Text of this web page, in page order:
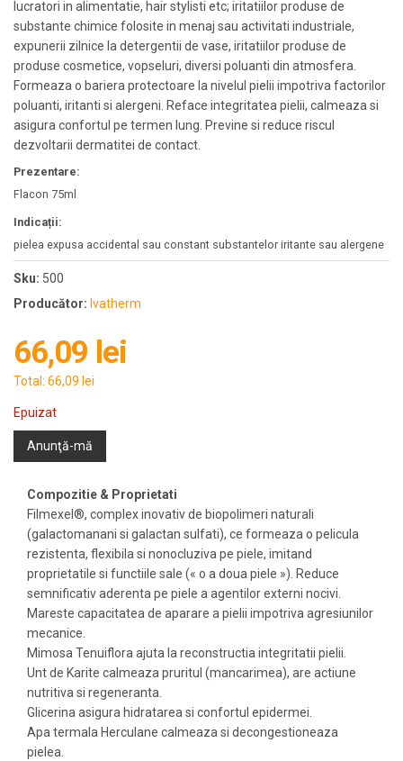
lucratori in alimentatie, hair stylisti etc; iritatiilor produse de
substante chimice folosite in menaj sau activitati industriale,
expunerii zilnice la detergentii de vase, iritatiilor produse de
produse cosmetice, vopseluri, diversi poluanti din atmosfera.
Formeaza o bariera protectoare la nivelul pielii impotriva factorilor
poluanti, iritanti si alergeni. Reface integritatea pielii, calmeaza si
asigura confortul pe termen lung. Previne si reduce riscul
dezvoltarii dermatitei de contact.
Prezentare:
Flacon 75ml
Indicații:
pielea expusa accidental sau constant substantelor iritante sau alergene
Sku: 500
Producător: Ivatherm
66,09 lei
Total: 66,09 lei
Epuizat
Anunţă-mă
Compozitie & Proprietati
Filmexel®, complex inovativ de biopolimeri naturali
(galactomanani si galactan sulfati), ce formeaza o pelicula
rezistenta, flexibila si nonocluziva pe piele, imitand
proprietatile si functiile sale (« o a doua piele »). Reduce
semnificativ aderenta pe piele a agentilor externi nocivi.
Mareste capacitatea de aparare a pielii impotriva agresiunilor
mecanice.
Mimosa Tenuiflora ajuta la reconstructia integritatii pielii.
Unt de Karite calmeaza pruritul (mancarimea), are actiune
nutritiva si regeneranta.
Glicerina asigura hidratarea si confortul epidermei.
Apa termala Herculane calmeaza si decongestioneaza
pielea.